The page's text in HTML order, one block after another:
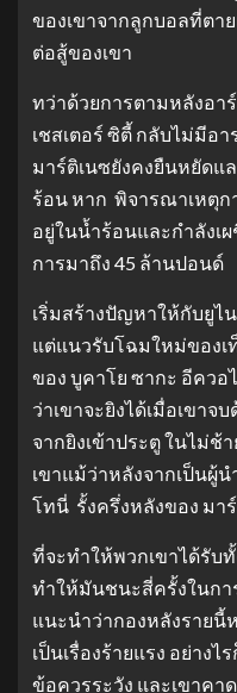
ของเขาจากลูกบอลที่ตา
ต่อสู้ของเขา
ทว่าด้วยการตามหลังอา
เชสเตอร์ ซิตี้ กลับไม่มีอ
มาร์ติเนซยังคงยืนหยัดแ
ร้อน หาก พิจารณาเหตุก
อยู่ในน้ำร้อนและกำลังเ
การมาถึง 45 ล้านปอนด์
เริ่มสร้างปัญหาให้กับยูไ
แต่แนวรับโฉมใหม่ของเ
ของ บูคาโย ซากะ อีควอ
ว่าเขาจะยิงได้เมื่อเขาจ
จากยิงเข้าประตู ในไม่ช้
เขาแม้ว่าหลังจากเป็นผู้
โทนี่ รั้งครึ่งหลังของ มา
ที่จะทำให้พวกเขาได้รั
ทำให้มันชนะสี่ครั้งในกา
แนะนำว่ากองหลังรายนี้
เป็นเรื่องร้ายแรง อย่าง
ข้อควรระวัง และเขาคา